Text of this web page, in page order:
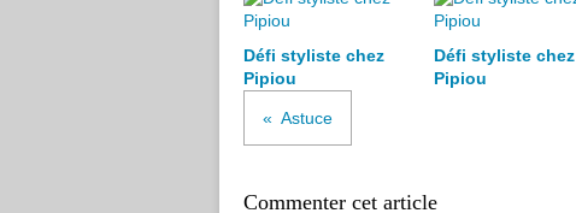
Défi styliste chez
Pipiou
Défi styliste chez
Pipiou
Astuce
Commenter cet article